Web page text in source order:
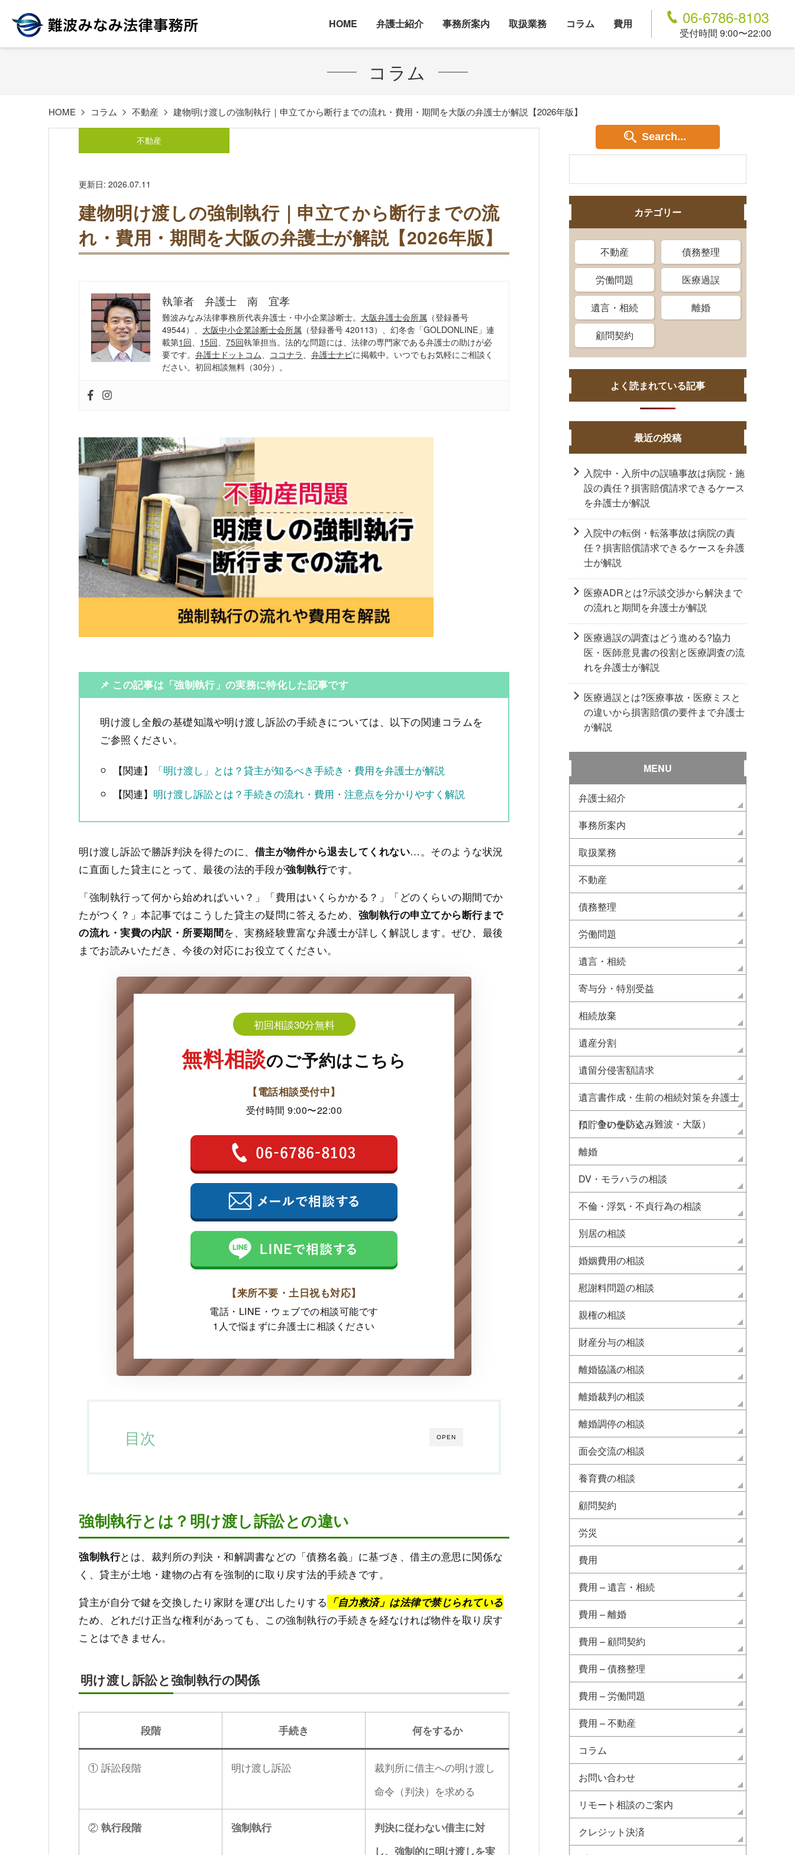
HOME 弁護士紹介 事務所案内 取扱業務 コラム 費用 06-6786-8103
受付時間 9:00〜22:00
コラム
HOME コラム 不動産 建物明け渡しの強制執行｜申立てから断行までの流れ・費用・期間を大阪の弁護士が解説【2026年版】
不動産
更新日: 2026.07.11
建物明け渡しの強制執行｜申立てから断行までの流
れ・費用・期間を大阪の弁護士が解説【2026年版】
執筆者 弁護士 南 宜孝
難波みなみ法律事務所代表弁護士・中小企業診断士。 大阪弁護士会所属 （登録番号
49544）、 大阪中小企業診断士会所属 （登録番号 420113）、幻冬舎「GOLDONLINE」連
載第1回、 15回、 75回執筆担当。法的な問題には、法律の専門家である弁護士の助けが必
要です。 弁護士ドットコム、 ココナラ、 弁護士ナビに掲載中。いつでもお気軽にご相談く
ださい。初回相談無料（30分）。
📌 この記事は「強制執行」の実務に特化した記事です
明け渡し全般の基礎知識や明け渡し訴訟の手続きについては、以下の関連コラムを
ご参照ください。
【関連】
「明け渡し」とは？貸主が知るべき手続き・費用を弁護士が解説
【関連】 明け渡し訴訟とは？手続きの流れ・費用・注意点を分かりやすく解説
明け渡し訴訟で勝訴判決を得たのに、 借主が物件から退去してくれない…。そのような状況
に直面した貸主にとって、最後の法的手段が強制執行です。
「強制執行って何から始めればいい？」「費用はいくらかかる？」「どのくらいの期間でか
たがつく？」本記事ではこうした貸主の疑問に答えるため、 強制執行の申立てから断行まで
の流れ・実費の内訳・所要期間を、実務経験豊富な弁護士が詳しく解説します。ぜひ、最後
までお読みいただき、今後の対応にお役立てください。
初回相談30分無料
無料相談のご予約はこちら
【電話相談受付中】
受付時間 9:00〜22:00
【来所不要・土日祝も対応】
電話・LINE・ウェブでの相談可能です
1人で悩まずに弁護士に相談ください
OPEN
目次
強制執行とは？明け渡し訴訟との違い
強制執行とは、裁判所の判決・和解調書などの「債務名義」に基づき、借主の意思に関係な
く、貸主が土地・建物の占有を強制的に取り戻す法的手続きです。
貸主が自分で鍵を交換したり家財を運び出したりする 「自力救済」は法律で禁じられている
ため、どれだけ正当な権利があっても、この強制執行の手続きを経なければ物件を取り戻す
ことはできません。
明け渡し訴訟と強制執行の関係
段階 手続き 何をするか
① 訴訟段階 明け渡し訴訟
裁判所に借主への明け渡し
命令（判決）を求める
② 執行段階 強制執行
判決に従わない借主に対
し、強制的に明け渡しを実
Search...
カテゴリー
不動産 債務整理
労働問題 医療過誤
遺言・相続 離婚
顧問契約
よく読まれている記事
最近の投稿
入院中・入所中の誤嚥事故は病院・施
設の責任？損害賠償請求できるケース
を弁護士が解説
入院中の転倒・転落事故は病院の責
任？損害賠償請求できるケースを弁護
士が解説
医療ADRとは?示談交渉から解決まで
の流れと期間を弁護士が解説
医療過誤の調査はどう進める?協力
医・医師意見書の役割と医療調査の流
れを弁護士が解説
医療過誤とは?医療事故・医療ミスと
の違いから損害賠償の要件まで弁護士
が解説
MENU
弁護士紹介
事務所案内
取扱業務
不動産
債務整理
労働問題
遺言・相続
寄与分・特別受益
相続放棄
遺産分割
遺留分侵害額請求
遺言書作成・生前の相続対策を弁護士
に 争いを防ぐ（難波・大阪）
預貯金の使い込み
離婚
DV・モラハラの相談
不倫・浮気・不貞行為の相談
別居の相談
婚姻費用の相談
慰謝料問題の相談
親権の相談
財産分与の相談
離婚協議の相談
離婚裁判の相談
離婚調停の相談
面会交流の相談
養育費の相談
顧問契約
労災
費用
費用 – 遺言・相続
費用 – 離婚
費用 – 顧問契約
費用 – 債務整理
費用 – 労働問題
費用 – 不動産
コラム
お問い合わせ
リモート相談のご案内
クレジット決済